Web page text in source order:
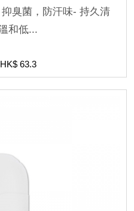
臭菌，防汗味- 持久清
和低...
63.3